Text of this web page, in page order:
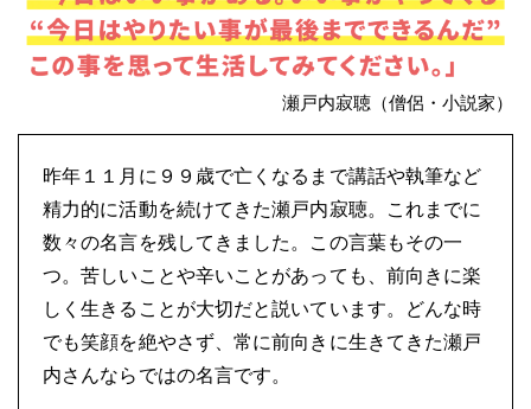
瀬戸内寂聴（僧侶・小説家）
昨年１１月に９９歳で亡くなるまで講話や執筆など
精力的に活動を続けてきた瀬戸内寂聴。これまでに
数々の名言を残してきました。この言葉もその一
つ。苦しいことや辛いことがあっても、前向きに楽
しく生きることが大切だと説いています。どんな時
でも笑顔を絶やさず、常に前向きに生きてきた瀬戸
内さんならではの名言です。